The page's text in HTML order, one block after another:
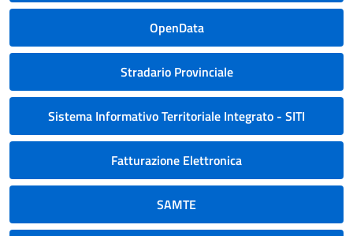
OpenData
Stradario Provinciale
Sistema Informativo Territoriale Integrato - SITI
Fatturazione Elettronica
SAMTE